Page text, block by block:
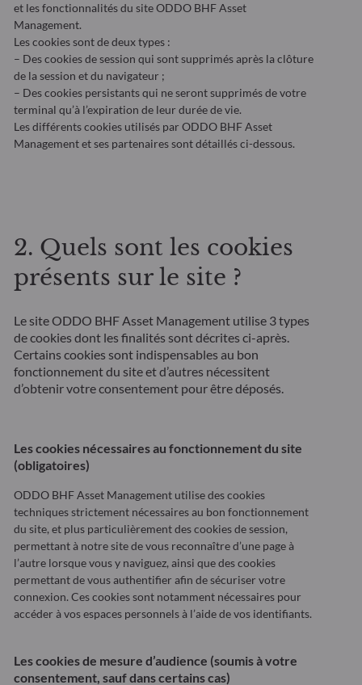
et les fonctionnalités du site ODDO BHF Asset
Management.
Les cookies sont de deux types :
– Des cookies de session qui sont supprimés après la clôture
de la session et du navigateur ;
– Des cookies persistants qui ne seront supprimés de votre
terminal qu’à l’expiration de leur durée de vie.
Les différents cookies utilisés par ODDO BHF Asset
Management et ses partenaires sont détaillés ci-dessous.
2. Quels sont les cookies
présents sur le site ?
Le site ODDO BHF Asset Management utilise 3 types
de cookies dont les finalités sont décrites ci-après.
Certains cookies sont indispensables au bon
fonctionnement du site et d’autres nécessitent
d’obtenir votre consentement pour être déposés.
Les cookies nécessaires au fonctionnement du site
(obligatoires)
ODDO BHF Asset Management utilise des cookies
techniques strictement nécessaires au bon fonctionnement
du site, et plus particulièrement des cookies de session,
permettant à notre site de vous reconnaître d’une page à
l’autre lorsque vous y naviguez, ainsi que des cookies
permettant de vous authentifier afin de sécuriser votre
connexion. Ces cookies sont notamment nécessaires pour
accéder à vos espaces personnels à l’aide de vos identifiants.
Les cookies de mesure d’audience (soumis à votre
consentement, sauf dans certains cas)